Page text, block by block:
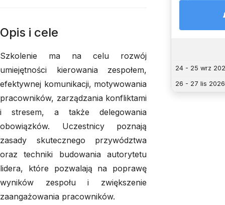
24 - 25 wrz
26 - 27 lis 2026
Opis i cele
Szkolenie ma na celu rozwój
umiejętności kierowania zespołem,
efektywnej komunikacji, motywowania
pracowników, zarządzania konfliktami
i stresem, a także delegowania
obowiązków. Uczestnicy poznają
zasady skutecznego przywództwa
oraz techniki budowania autorytetu
lidera, które pozwalają na poprawę
wyników zespołu i zwiększenie
zaangażowania pracowników.